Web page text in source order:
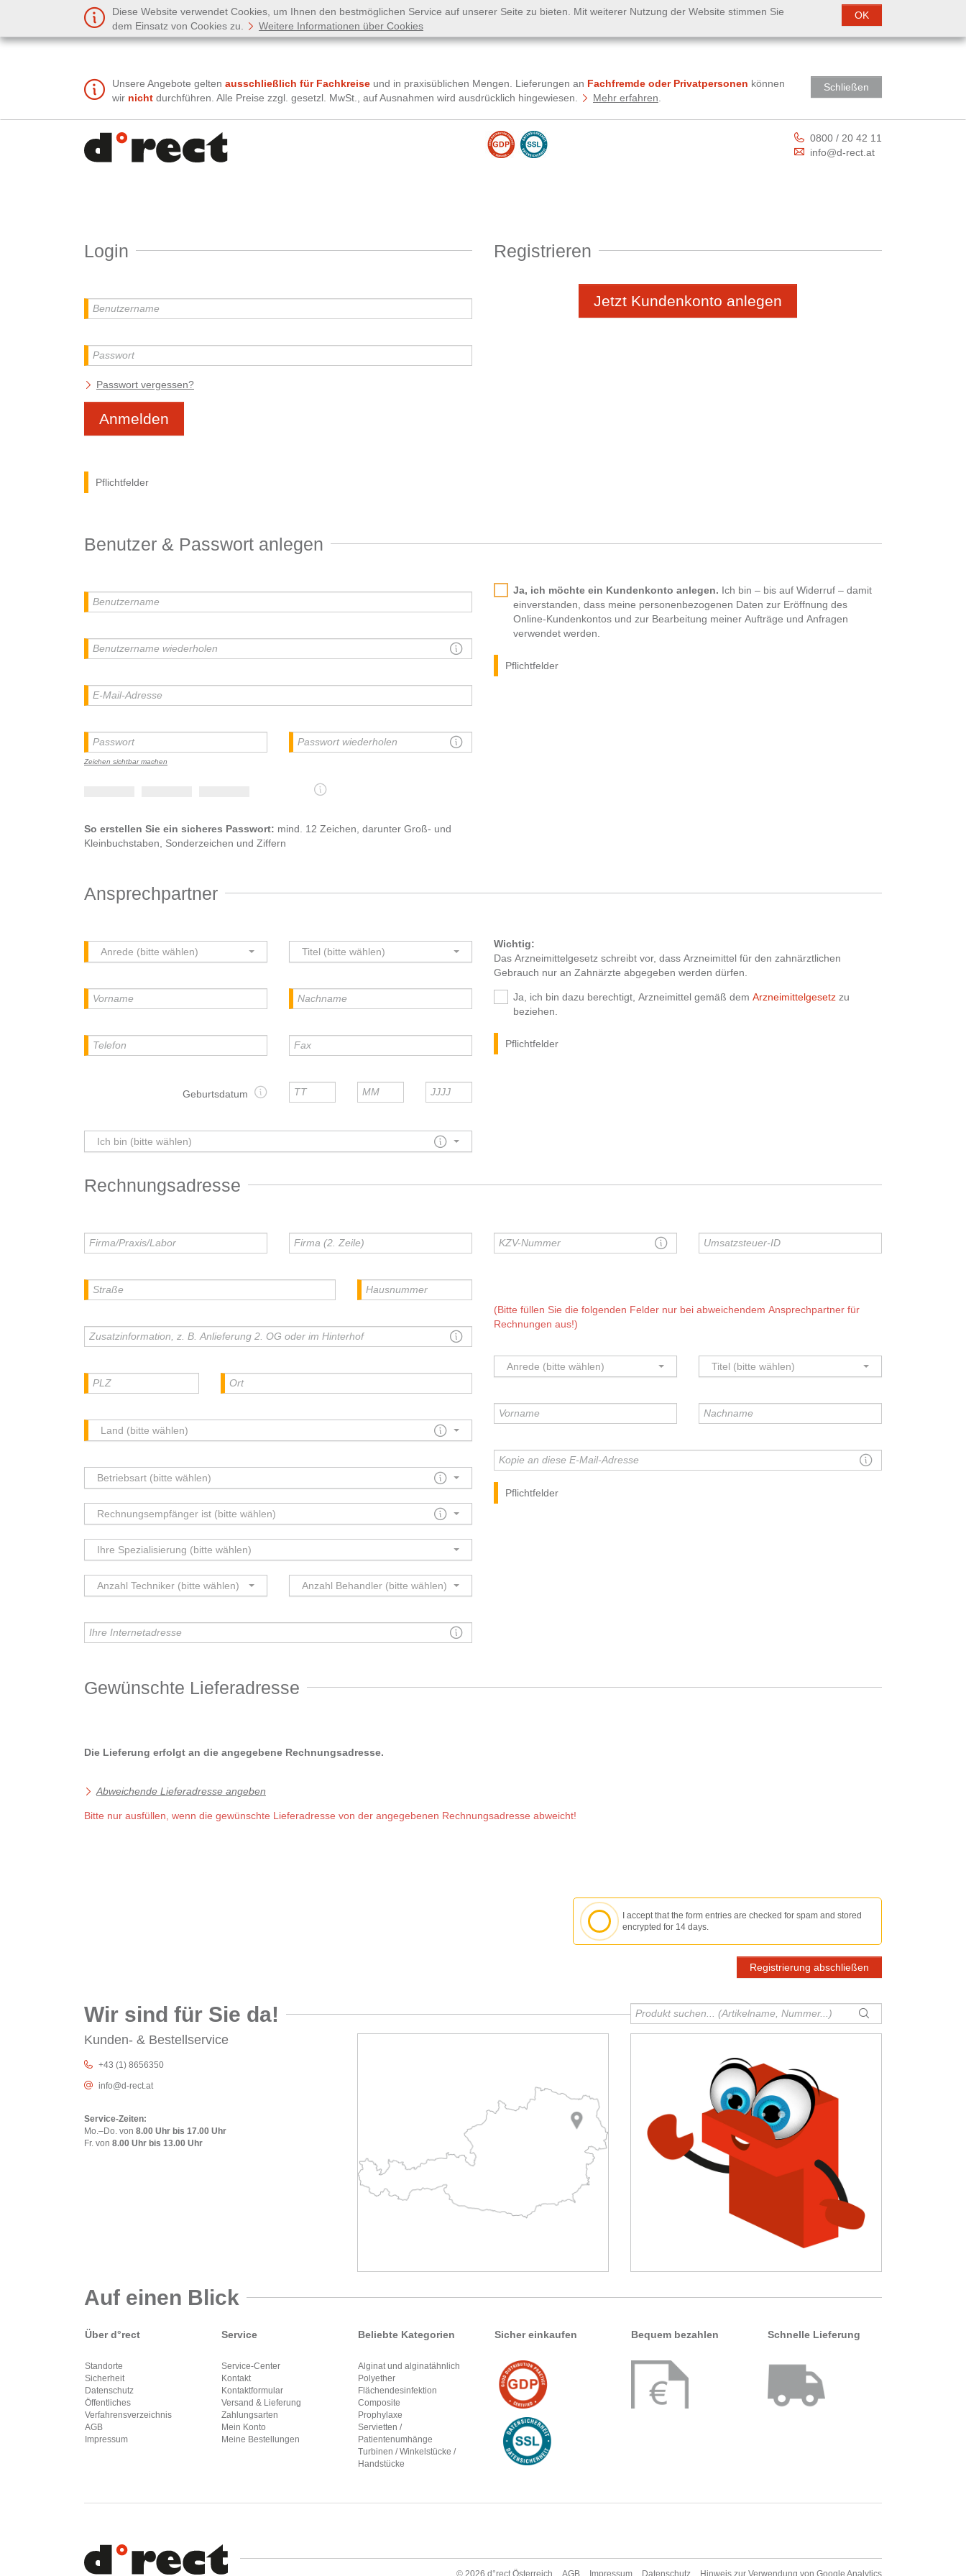
Diese Website verwendet Cookies, um Ihnen den bestmöglichen Service auf unserer Seite zu bieten. Mit weiterer Nutzung der Website stimmen Sie
dem Einsatz von Cookies zu.
Weitere Informationen über Cookies
OK
Unsere Angebote gelten ausschließlich für Fachkreise und in praxisüblichen Mengen. Lieferungen an Fachfremde oder Privatpersonen können
wir nicht durchführen. Alle Preise zzgl. gesetzl. MwSt., auf Ausnahmen wird ausdrücklich hingewiesen. Mehr erfahren
Schließen
0800 / 20 42 11
info@d-rect.at
Login
Passwort vergessen?
Anmelden
Pflichtfelder
Registrieren
Jetzt Kundenkonto anlegen
Benutzer & Passwort anlegen
Zeichen sichtbar machen
So erstellen Sie ein sicheres Passwort: mind. 12 Zeichen, darunter Groß- und
Kleinbuchstaben, Sonderzeichen und Ziffern
Ja, ich möchte ein Kundenkonto anlegen. Ich bin – bis auf Widerruf – damit
einverstanden, dass meine personenbezogenen Daten zur Eröffnung des
Online-Kundenkontos und zur Bearbeitung meiner Aufträge und Anfragen
verwendet werden.
Pflichtfelder
Ansprechpartner
Anrede (bitte wählen) Titel (bitte wählen)
Geburtsdatum
Ich bin (bitte wählen)
Wichtig:
Das Arzneimittelgesetz schreibt vor, dass Arzneimittel für den zahnärztlichen
Gebrauch nur an Zahnärzte abgegeben werden dürfen.
Ja, ich bin dazu berechtigt, Arzneimittel gemäß dem Arzneimittelgesetzzu
beziehen.
Pflichtfelder
Rechnungsadresse
Land (bitte wählen)
Betriebsart (bitte wählen)
Rechnungsempfänger ist (bitte wählen)
Ihre Spezialisierung (bitte wählen)
Anzahl Techniker (bitte wählen) Anzahl Behandler (bitte wählen)
(Bitte füllen Sie die folgenden Felder nur bei abweichendem Ansprechpartner für
Rechnungen aus!)
Anrede (bitte wählen) Titel (bitte wählen)
Pflichtfelder
Gewünschte Lieferadresse
Die Lieferung erfolgt an die angegebene Rechnungsadresse.
Abweichende Lieferadresse angeben
Bitte nur ausfüllen, wenn die gewünschte Lieferadresse von der angegebenen Rechnungsadresse abweicht!
I accept that the form entries are checked for spam and stored
encrypted for 14 days.
Registrierung abschließen
Wir sind für Sie da!
Kunden- & Bestellservice
+43 (1) 8656350
info@d-rect.at
Service-Zeiten:
Mo.–Do. von 8.00 Uhr bis 17.00 Uhr
Fr. von 8.00 Uhr bis 13.00 Uhr
Auf einen Blick
Über d°rect
Standorte
Sicherheit
Datenschutz
Öffentliches
Verfahrensverzeichnis
AGB
Impressum
Service
Service-Center
Kontakt
Kontaktformular
Versand & Lieferung
Zahlungsarten
Mein Konto
Meine Bestellungen
Beliebte Kategorien
Alginat und alginatähnlich
Polyether
Flächendesinfektion
Composite
Prophylaxe
Servietten /
Patientenumhänge
Turbinen / Winkelstücke /
Handstücke
Sicher einkaufen Bequem bezahlen Schnelle Lieferung
© 2026 d°rect Österreich AGB Impressum Datenschutz Hinweis zur Verwendung von Google Analytics